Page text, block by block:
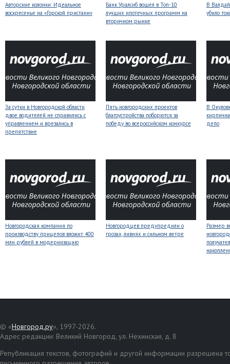
Авторские колонки: Идеальное
воскресенье на «Горской пристани»
Банк Уралсиб вошел в Топ-10
лучших ипотечных программ на
вторичном рынке
В
убило
За сутки в Новгородской области
двое водителей не справились с
управлением и врезались в
препятствие
Пять новгородских проектов
благоустройства поборются за
победу во всероссийском конкурсе
В
депо
Новгородская компания по
производству прицепов вложит 400
млн рублей в модернизацию
Новгородцев предупредили о
грозах, ливнях и сильном ветре
Размер
© «Новгород.ру», 1997-2026.
Адрес редакции: Великий Новгород, ул. Нехинская, д. 8
Републикация текстов, фотографий и другой информации разрешена